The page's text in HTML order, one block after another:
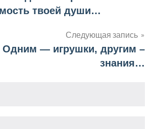
твоей души…
Следующая запись
— игрушки, другим –
знания…